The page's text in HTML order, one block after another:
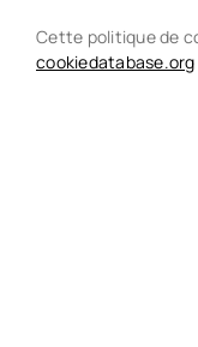
Cette politique de
cookiedatabase.org